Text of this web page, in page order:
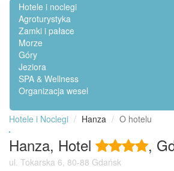
Hotele i noclegi
Agroturystyka
Zamki i pałace
Morze
Góry
Jeziora
SPA & Wellness
Organizacja wesel
Hotele i Noclegi
Hanza O hotelu
Hanza, Hotel ,
ul. Tokarska 6, 80-88 Gdańsk